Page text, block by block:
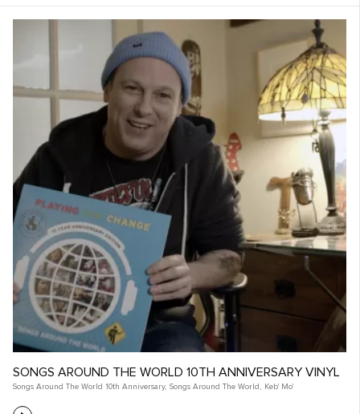
SONGS AROUND THE WORLD 10TH ANNIVERSARY VINYL
Songs Around The World 10th Anniversary, Songs Around The World , Keb' Mo'